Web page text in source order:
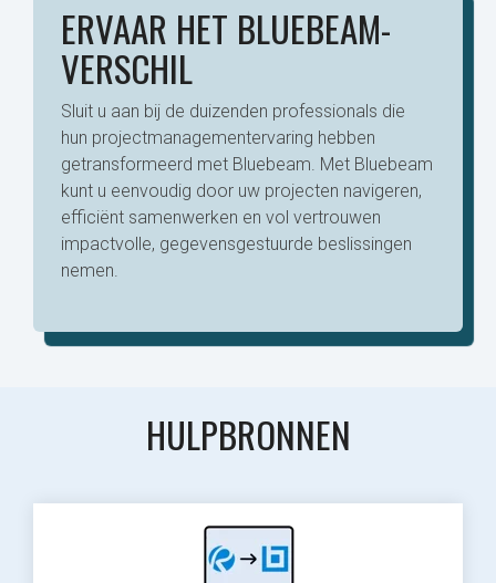
ERVAAR HET BLUEBEAM-
VERSCHIL
Sluit u aan bij de duizenden professionals die
hun projectmanagementervaring hebben
getransformeerd met Bluebeam. Met Bluebeam
kunt u eenvoudig door uw projecten navigeren,
efficiënt samenwerken en vol vertrouwen
impactvolle, gegevensgestuurde beslissingen
nemen.
HULPBRONNEN